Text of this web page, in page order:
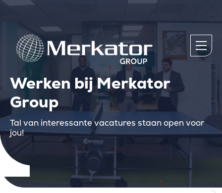
Werken bij Merkator
Group
Tal van interessante vacatures staan open voor
jou!